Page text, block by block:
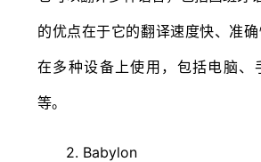
的优点在于它的翻译速度快、准
在多种设备上使用，包括电脑、
等。
2. Babylon